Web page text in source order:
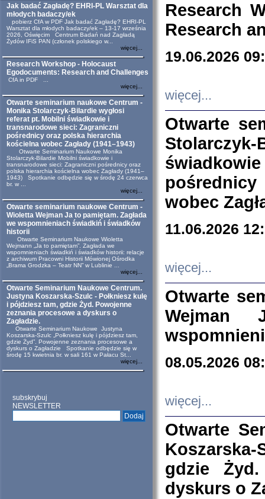
Jak badać Zagładę? EHRI-PL Warsztat dla
młodych badaczy/ek
pobierz CfA w PDF Jak badać Zagładę? EHRI-PL
Warsztat dla młodych badaczy/ek – 13-17 września
2026, Oświęcim Centrum Badań nad Zagładą
Żydów IFiS PAN (członek polskiego w...
więcej...
Research Workshop - Holocaust
Egodocuments: Research and Challenges
CfA in PDF ...
więcej...
Otwarte seminarium naukowe Centrum -
Monika Stolarczyk-Bilardie wygłosi
referat pt. Mobilni świadkowie i
transnarodowe sieci: Zagraniczni
pośrednicy oraz polska hierarchia
kościelna wobec Zagłady (1941–1943)
Otwarte Seminarium Naukowe Monika
Stolarczyk-Bilardie Mobilni świadkowie i
transnarodowe sieci: Zagraniczni pośrednicy oraz
polska hierarchia kościelna wobec Zagłady (1941–
1943) Spotkanie odbędzie się w środę 24 czerwca
br. w ...
więcej...
Otwarte seminarium naukowe Centrum -
Wioletta Wejman Ja to pamiętam. Zagłada
we wspomnieniach świadkiń i świadków
historii
Otwarte Seminarium Naukowe Wioletta
Wejmann „Ja to pamiętam”. Zagłada we
wspomnieniach świadkiń i świadków historii: relacje
z archiwum Pracowni Historii Mówionej Ośrodka
„Brama Grodzka – Teatr NN” w Lublinie ...
więcej...
Otwarte Seminarium Naukowe Centrum.
Justyna Koszarska-Szulc - Połkniesz kulę
i pójdziesz tam, gdzie Żyd. Powojenne
zeznania procesowe a dyskurs o
Zagładzie.
Otwarte Seminarium Naukowe Justyna
Koszarska-Szulc „Połkniesz kulę i pójdziesz tam,
gdzie Żyd”. Powojenne zeznania procesowe a
dyskurs o Zagładzie Spotkanie odbędzie się w
środę 15 kwietnia br. w sali 161 w Pałacu St...
więcej...
subskrybuj
NEWSLETTER
Research
Research
19.06.2026
więcej...
Otwarte
wobec
11.06.2026
więcej...
Otwarte
Wejman
08.05.2026
więcej...
Otwarte
Koszarska-
gdzie
dyskurs o